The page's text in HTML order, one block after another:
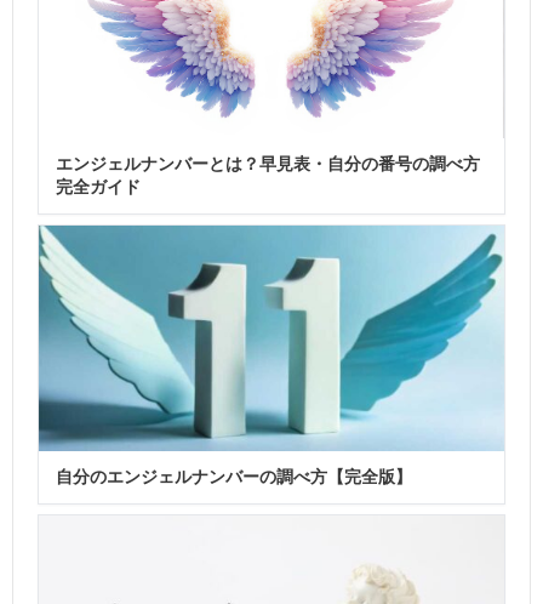
エンジェルナンバーとは？早見表・自分の番号の調べ方
完全ガイド
自分のエンジェルナンバーの調べ方【完全版】